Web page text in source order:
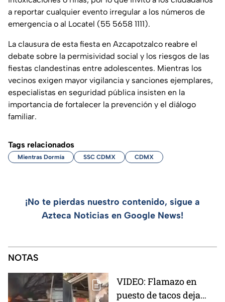
a reportar cualquier evento irregular a los números de
emergencia o al Locatel (55 5658 1111).
La clausura de esta fiesta en Azcapotzalco reabre el
debate sobre la permisividad social y los riesgos de las
fiestas clandestinas entre adolescentes. Mientras los
vecinos exigen mayor vigilancia y sanciones ejemplares,
especialistas en seguridad pública insisten en la
importancia de fortalecer la prevención y el diálogo
familiar.
Tags relacionados
Mientras Dormía SSC CDMX CDMX
¡No te pierdas nuestro contenido, sigue a
Azteca Noticias en Google News!
NOTAS
VIDEO: Flamazo en
puesto de tacos deja